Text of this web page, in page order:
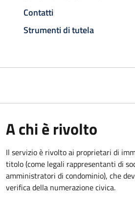
Contatti
Strumenti di tutela
A chi è rivolto
Il servizio è rivolto ai proprietari di
titolo (come legali rappresentanti di
amministratori di condominio), che
verifica della numerazione civica.